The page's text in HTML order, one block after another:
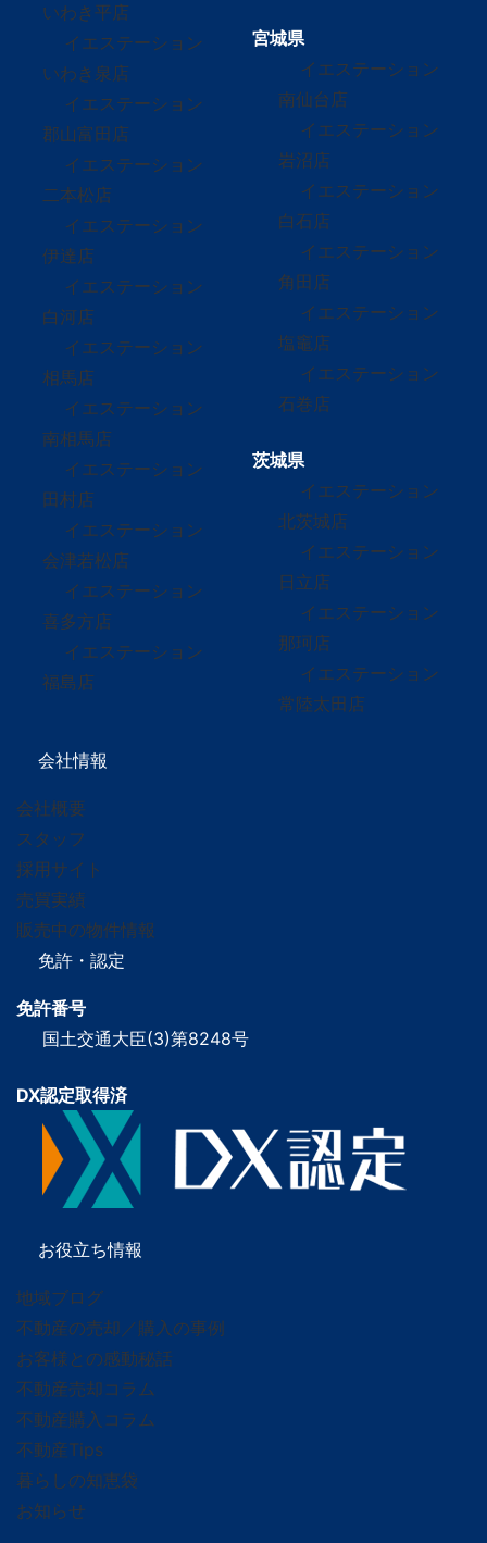
いわき平店
イエステーション
いわき泉店
イエステーション
郡山富田店
イエステーション
二本松店
イエステーション
伊達店
イエステーション
白河店
イエステーション
相馬店
イエステーション
南相馬店
イエステーション
田村店
イエステーション
会津若松店
イエステーション
喜多方店
イエステーション
福島店
宮城県
イエステーション
南仙台店
イエステーション
岩沼店
イエステーション
白石店
イエステーション
角田店
イエステーション
塩竈店
イエステーション
石巻店
茨城県
イエステーション
北茨城店
イエステーション
日立店
イエステーション
那珂店
イエステーション
常陸太田店
会社情報
会社概要
スタッフ
採用サイト
売買実績
販売中の物件情報
免許・認定
免許番号
国土交通大臣(3)第8248号
DX認定取得済
お役立ち情報
地域ブログ
不動産の売却／購入の事例
お客様との感動秘話
不動産売却コラム
不動産購入コラム
不動産Tips
暮らしの知恵袋
お知らせ